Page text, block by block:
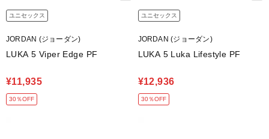
ユニセックス
JORDAN (ジョーダン)
LUKA 5 Viper Edge PF
¥11,935
30％OFF
ユニセックス
JORDAN (ジョーダン)
LUKA 5 Luka Lifestyle PF
¥12,936
30％OFF